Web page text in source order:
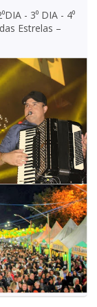
- 3⁰ DIA - 4⁰
Estrelas –